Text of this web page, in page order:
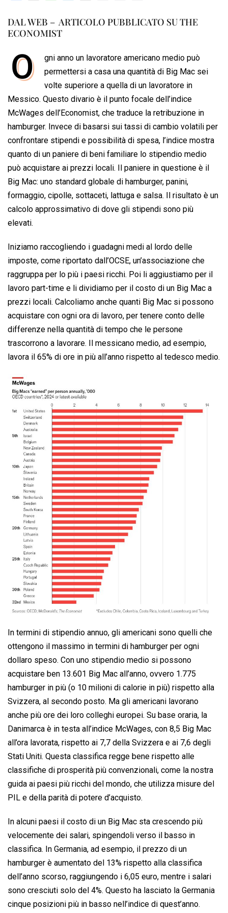
c
e
o
o
a
t
A
p
p
n
d
I
n
r
d
s
a
p
i
n
k
i
DAL WEB – ARTICOLO PUBBLICATO SU THE
ECONOMIST
O
gni anno un lavoratore americano medio può
permettersi a casa una quantità di Big Mac sei
volte superiore a quella di un lavoratore in
Messico. Questo divario è il punto focale dell’indice
McWages dell’Economist, che traduce la retribuzione in
hamburger. Invece di basarsi sui tassi di cambio volatili per
confrontare stipendi e possibilità di spesa, l’indice mostra
quanto di un paniere di beni familiare lo stipendio medio
può acquistare ai prezzi locali. Il paniere in questione è il
Big Mac: uno standard globale di hamburger, panini,
formaggio, cipolle, sottaceti, lattuga e salsa. Il risultato è un
calcolo approssimativo di dove gli stipendi sono più
elevati.
Iniziamo raccogliendo i guadagni medi al lordo delle
imposte, come riportato dall’OCSE, un’associazione che
raggruppa per lo più i paesi ricchi. Poi li aggiustiamo per il
lavoro part-time e li dividiamo per il costo di un Big Mac a
prezzi locali. Calcoliamo anche quanti Big Mac si possono
acquistare con ogni ora di lavoro, per tenere conto delle
differenze nella quantità di tempo che le persone
trascorrono a lavorare. Il messicano medio, ad esempio,
lavora il 65% di ore in più all’anno rispetto al tedesco medio.
In termini di stipendio annuo, gli americani sono quelli che
ottengono il massimo in termini di hamburger per ogni
dollaro speso. Con uno stipendio medio si possono
acquistare ben 13.601 Big Mac all’anno, ovvero 1.775
hamburger in più (o 10 milioni di calorie in più) rispetto alla
Svizzera, al secondo posto. Ma gli americani lavorano
anche più ore dei loro colleghi europei. Su base oraria, la
Danimarca è in testa all’indice McWages, con 8,5 Big Mac
all’ora lavorata, rispetto ai 7,7 della Svizzera e ai 7,6 degli
Stati Uniti. Questa classifica regge bene rispetto alle
classifiche di prosperità più convenzionali, come la nostra
guida ai paesi più ricchi del mondo, che utilizza misure del
PIL e della parità di potere d’acquisto.
In alcuni paesi il costo di un Big Mac sta crescendo più
velocemente dei salari, spingendoli verso il basso in
classifica. In Germania, ad esempio, il prezzo di un
hamburger è aumentato del 13% rispetto alla classifica
dell’anno scorso, raggiungendo i 6,05 euro, mentre i salari
sono cresciuti solo del 4%. Questo ha lasciato la Germania
cinque posizioni più in basso nell’indice di quest’anno.